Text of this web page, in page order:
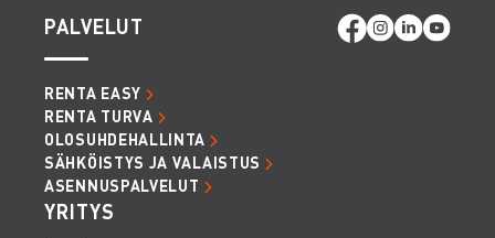
PALVELUT
RENTA EASY
RENTA TURVA
OLOSUHDEHALLINTA
SÄHKÖISTYS JA VALAISTUS
ASENNUSPALVELUT
YRITYS